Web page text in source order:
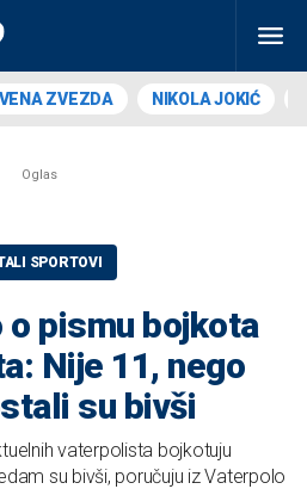
ZVEZDA NIKOLA JOKIĆ
SPORTOVI
o pismu bojkota
Nije 11, nego
su bivši
vaterpolista bojkotuju
su bivši, poručuju iz Vaterpolo